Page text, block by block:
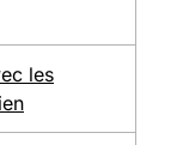
les